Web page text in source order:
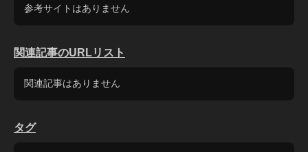
参考サイトはありません
関連記事のURLリスト
関連記事はありません
タグ